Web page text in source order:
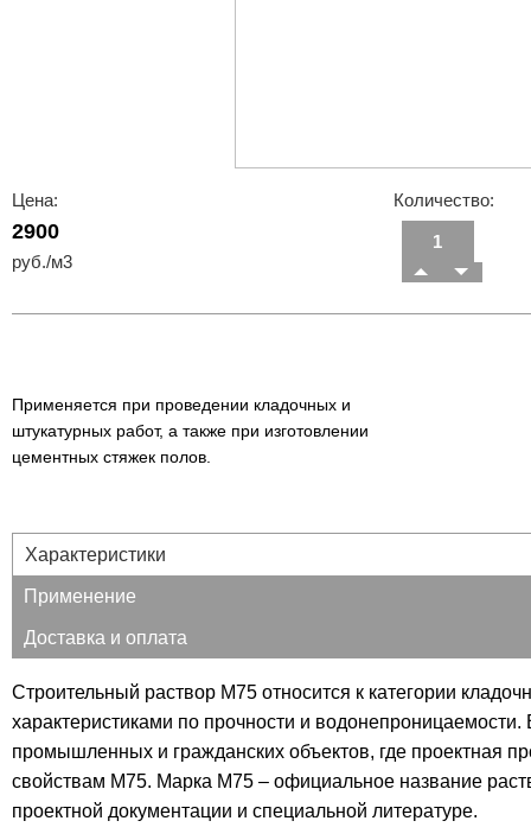
Цена:
2900
руб./м3
Количество:
Применяется при проведении кладочных и
штукатурных работ, а также при изготовлении
цементных стяжек полов.
Характеристики
Применение
Доставка и оплата
Строительный раствор М75 относится к категории
характеристиками по прочности и водонепроницаемости.
промышленных и гражданских объектов, где проектная
свойствам М75. Марка М75 – официальное название
проектной документации и специальной литературе.